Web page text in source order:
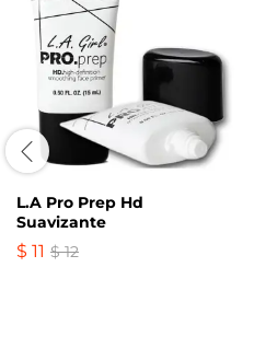
L.A Pro Prep Hd
Suavizante
$ 11 $12